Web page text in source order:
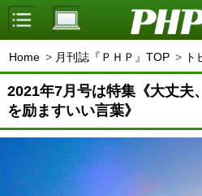
Home 月刊誌『ＰＨＰ』TOP ト
2021年7月号は特集《大丈
を励ますいい言葉》